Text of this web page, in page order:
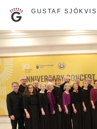
GUSTAF